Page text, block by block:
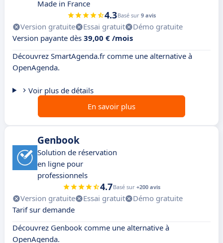
Made in France
4.3Basé sur 9 avis
Version gratuite Essai gratuit
Démo gratuite
Version payante dès 39,00 € /mois
Découvrez SmartAgenda.fr comme une alternative à
OpenAgenda.
Voir plus de détails
En savoir plus
Genbook
Solution de réservation
en ligne pour
professionnels
4.7Basé sur +200 avis
Version gratuite Essai gratuit
Démo gratuite
Tarif sur demande
Découvrez Genbook comme une alternative à
OpenAgenda.